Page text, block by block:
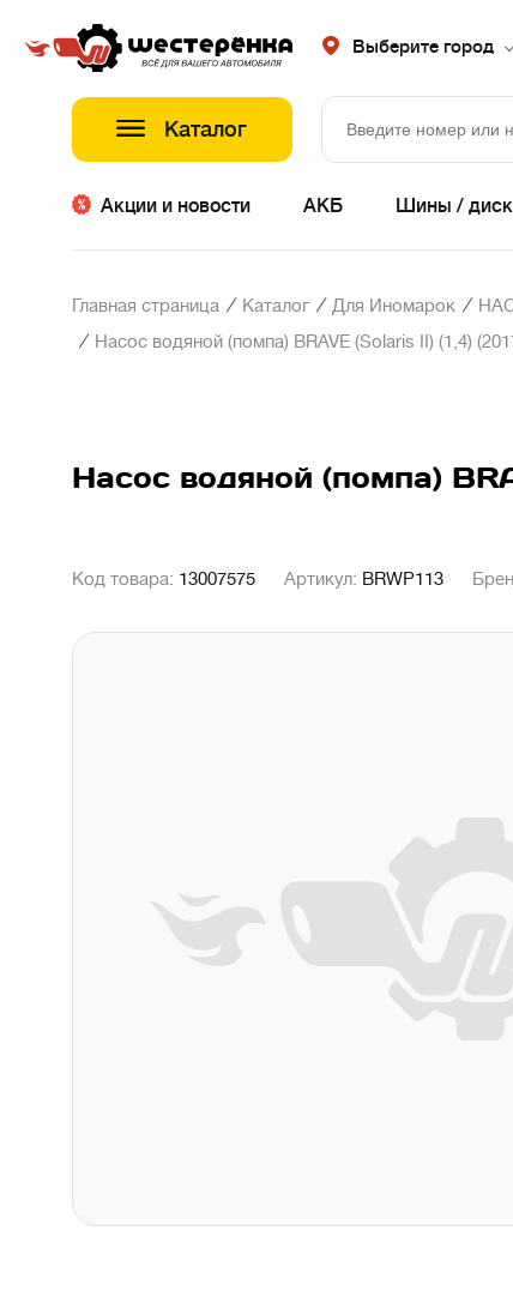
Выберите город
Каталог
Акции и новости АКБ Шины /
Главная страница / Каталог / Для Иномарок /
/ Насос водяной (помпа) BRAVE (Solaris II) (1,4)
Насос водяной (помпа)
Код товара: 13007575 Артикул: BRWP113